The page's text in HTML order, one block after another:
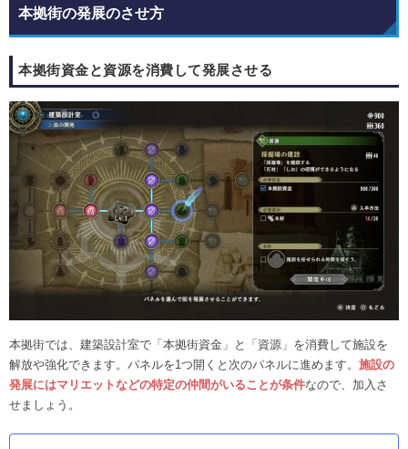
本拠街の発展のさせ方
本拠街資金と資源を消費して発展させる
本拠街では、建築設計室で「本拠街資金」と「資源」を消費して施設を
解放や強化できます。パネルを1つ開くと次のパネルに進めます。 施設の
発展にはマリエットなどの特定の仲間がいることが条件なので、加入さ
せましょう。